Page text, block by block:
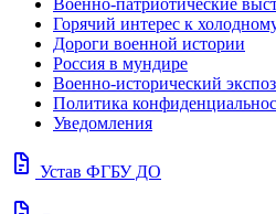
Горячий интерес к
Дороги военной истории
Россия в мундире
Военно-исторический
Политика
Уведомления
docs Устав ФГБУ ДО